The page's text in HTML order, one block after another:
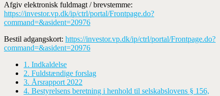
Afgiv elektronisk fuldmagt / brevstemme:
https://investor.vp.dk/ip/ctrl/portal/Frontpage.do?
command=&asident=20976
Bestil adgangskort: https://investor.vp.dk/ip/ctrl/portal/Frontpage.do?
command=&asident=20976
1. Indkaldelse
2. Fuldstændige forslag
3. Årsrapport 2022
4. Bestyrelsens beretning i henhold til selskabslovens § 156,